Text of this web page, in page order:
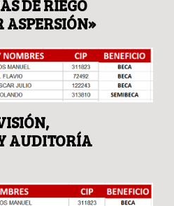
DE RIEGO
ASPERSIÓN»
AUDITORÍA